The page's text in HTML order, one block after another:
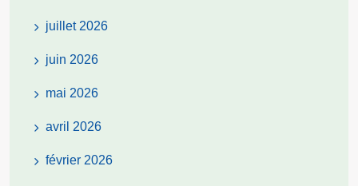
juillet 2026
juin 2026
mai 2026
avril 2026
février 2026